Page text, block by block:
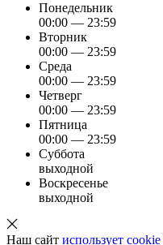
Понедельник
00:00 — 23:59
Вторник
00:00 — 23:59
Среда
00:00 — 23:59
Четверг
00:00 — 23:59
Пятница
00:00 — 23:59
Суббота
выходной
Воскресенье
выходной
Наш сайт использует cookie